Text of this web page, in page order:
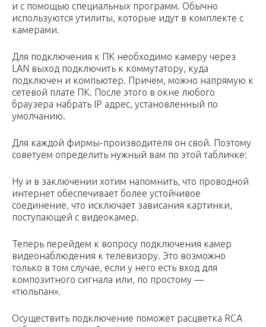
и с помощью специальных программ. Обычно
используются утилиты, которые идут в комплекте с
камерами.
Для подключения к ПК необходимо камеру через
LAN выход подключить к коммутатору, куда
подключен и компьютер. Причем, можно напрямую к
сетевой плате ПК. После этого в окне любого
браузера набрать IP адрес, установленный по
умолчанию.
Для каждой фирмы-производителя он свой. Поэтому
советуем определить нужный вам по этой табличке:
Ну и в заключении хотим напомнить, что проводной
интернет обеспечивает более устойчивое
соединение, что исключает зависания картинки,
поступающей с видеокамер.
Теперь перейдем к вопросу подключения камер
видеонаблюдения к телевизору. Это возможно
только в том случае, если у него есть вход для
композитного сигнала или, по простому —
«тюльпан».
Осуществить подключение поможет расцветка RCA